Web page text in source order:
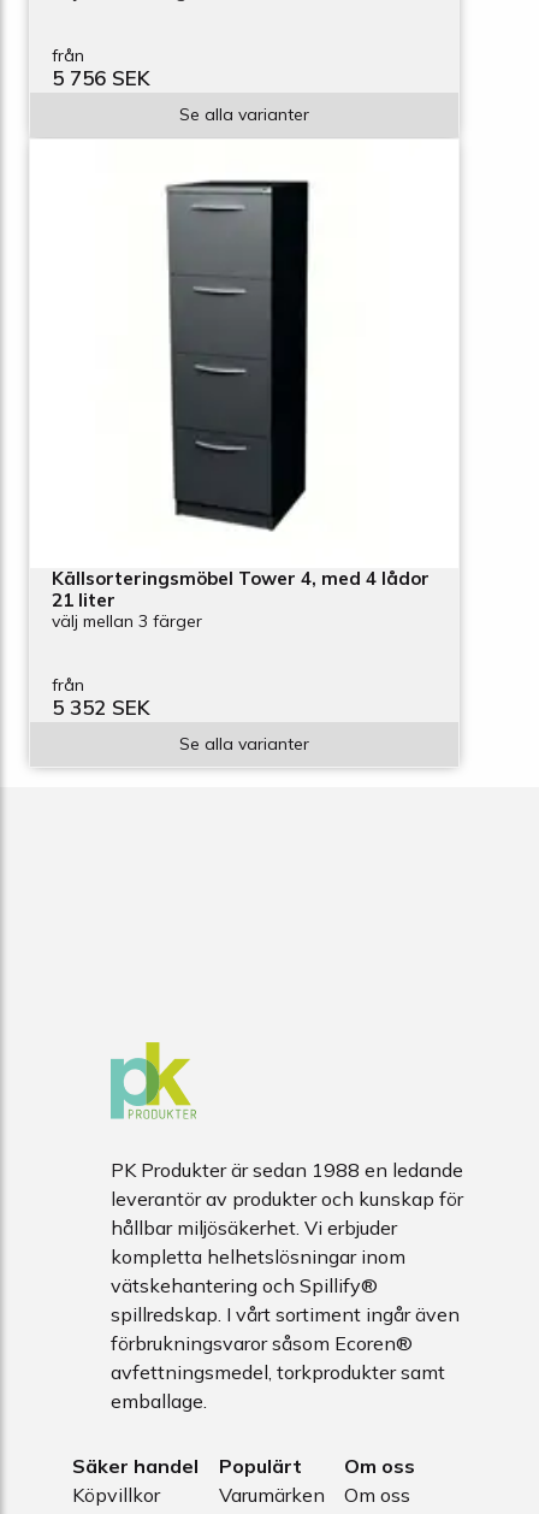
från
5 756 SEK
Se alla varianter
Källsorteringsmöbel Tower 4, med 4 lådor
21 liter
välj mellan 3 färger
från
5 352 SEK
Se alla varianter
PK Produkter är sedan 1988 en ledande
leverantör av produkter och kunskap för
hållbar miljösäkerhet. Vi erbjuder
kompletta helhetslösningar inom
vätskehantering och Spillify®
spillredskap. I vårt sortiment ingår även
förbrukningsvaror såsom Ecoren®
avfettningsmedel, torkprodukter samt
emballage.
Säker handel
Köpvillkor
Populärt
Varumärken
Om oss
Om oss